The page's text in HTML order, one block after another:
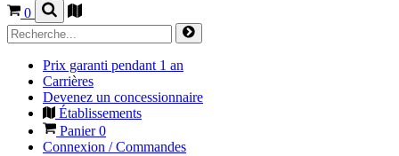
0
Prix garanti pendant 1 an
Carrières
Devenez un concessionnaire
Établissements
Panier0
Connexion / Commandes